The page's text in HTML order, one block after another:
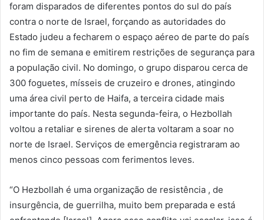
foram disparados de diferentes pontos do sul do país
contra o norte de Israel, forçando as autoridades do
Estado judeu a fecharem o espaço aéreo de parte do país
no fim de semana e emitirem restrições de segurança para
a população civil. No domingo, o grupo disparou cerca de
300 foguetes, mísseis de cruzeiro e drones, atingindo
uma área civil perto de Haifa, a terceira cidade mais
importante do país. Nesta segunda-feira, o Hezbollah
voltou a retaliar e sirenes de alerta voltaram a soar no
norte de Israel. Serviços de emergência registraram ao
menos cinco pessoas com ferimentos leves.
“O Hezbollah é uma organização de resistência , de
insurgência, de guerrilha, muito bem preparada e está